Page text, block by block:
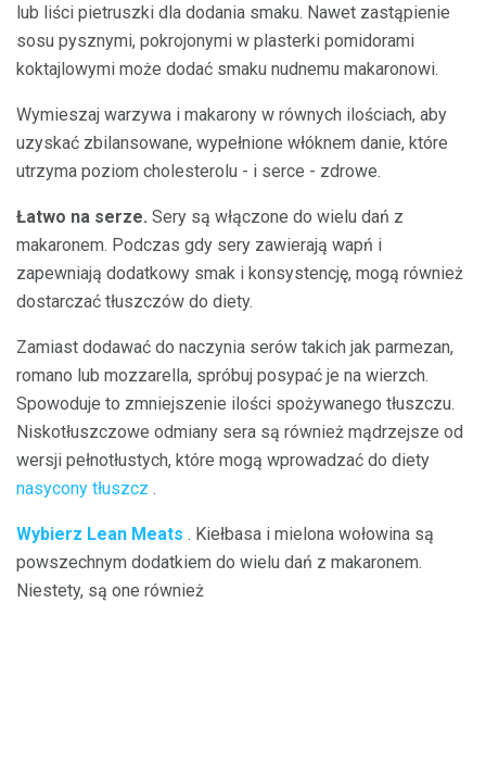
lub liści pietruszki dla dodania smaku. Nawet zastąpienie
sosu pysznymi, pokrojonymi w plasterki pomidorami
koktajlowymi może dodać smaku nudnemu makaronowi.
Wymieszaj warzywa i makarony w równych ilościach, aby
uzyskać zbilansowane, wypełnione włóknem danie, które
utrzyma poziom cholesterolu - i serce - zdrowe.
Łatwo na serze. Sery są włączone do wielu dań z
makaronem. Podczas gdy sery zawierają wapń i
zapewniają dodatkowy smak i konsystencję, mogą również
dostarczać tłuszczów do diety.
Zamiast dodawać do naczynia serów takich jak parmezan,
romano lub mozzarella, spróbuj posypać je na wierzch.
Spowoduje to zmniejszenie ilości spożywanego tłuszczu.
Niskotłuszczowe odmiany sera są również mądrzejsze od
wersji pełnotłustych, które mogą wprowadzać do diety
nasycony tłuszcz .
Wybierz Lean Meats . Kiełbasa i mielona wołowina są
powszechnym dodatkiem do wielu dań z makaronem.
Niestety, są one również